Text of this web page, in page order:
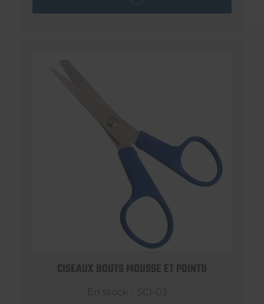
CISEAUX BOUTS MOUSSE ET POINTU
En stock - SCI-03